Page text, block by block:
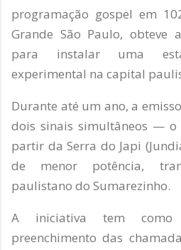
programação gospel em
Grande São Paulo, obteve
para instalar uma
experimental na capital
Durante até um ano, a
dois sinais simultâneos —
partir da Serra do Japi
de menor potência,
paulistano do Sumarezinho.
A iniciativa tem
preenchimento das